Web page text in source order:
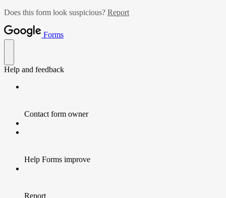
Does this form look suspicious? Report
Forms
Help and feedback
Contact form owner
Help Forms improve
Report